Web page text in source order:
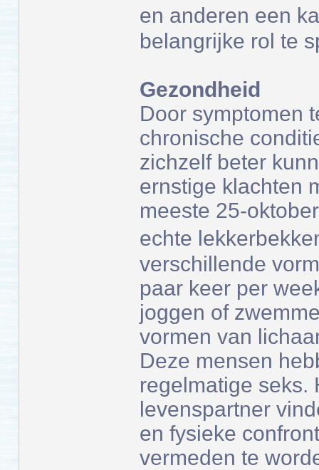
en anderen een
belangrijke rol te
Gezondheid
Door symptomen
chronische
zichzelf beter
ernstige klachten
meeste 25-
echte
verschillende
paar keer per
joggen of
vormen van
Deze mensen
regelmatige seks.
levenspartner
en fysieke
vermeden te